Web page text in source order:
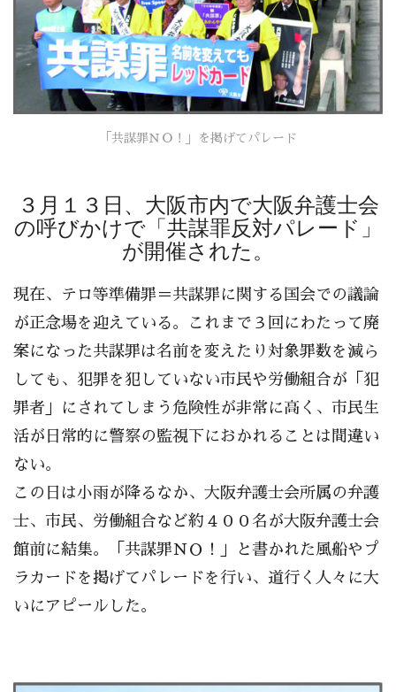
「共謀罪ＮＯ！」を掲げてパレード
３月１３日、大阪市内で大阪弁護士会
の呼びかけで「共謀罪反対パレード」
が開催された。
現在、テロ等準備罪＝共謀罪に関する国会での議論
が正念場を迎えている。これまで３回にわたって廃
案になった共謀罪は名前を変えたり対象罪数を減ら
しても、犯罪を犯していない市民や労働組合が「犯
罪者」にされてしまう危険性が非常に高く、市民生
活が日常的に警察の監視下におかれることは間違い
ない。
この日は小雨が降るなか、大阪弁護士会所属の弁護
士、市民、労働組合など約４００名が大阪弁護士会
館前に結集。「共謀罪ＮＯ！」と書かれた風船やプ
ラカードを掲げてパレードを行い、道行く人々に大
いにアピールした。